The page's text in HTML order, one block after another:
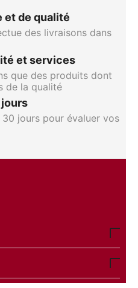
et de qualité
des livraisons dans
et services
que des produits dont
de la qualité
jours pour évaluer vos